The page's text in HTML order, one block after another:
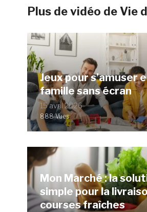
Plus de vidéo de Vie
Jeux pour s’amuser
famille sans écran
15 avril 2026
888 Vues
Mon Marché : la
simple pour la
courses fraîches